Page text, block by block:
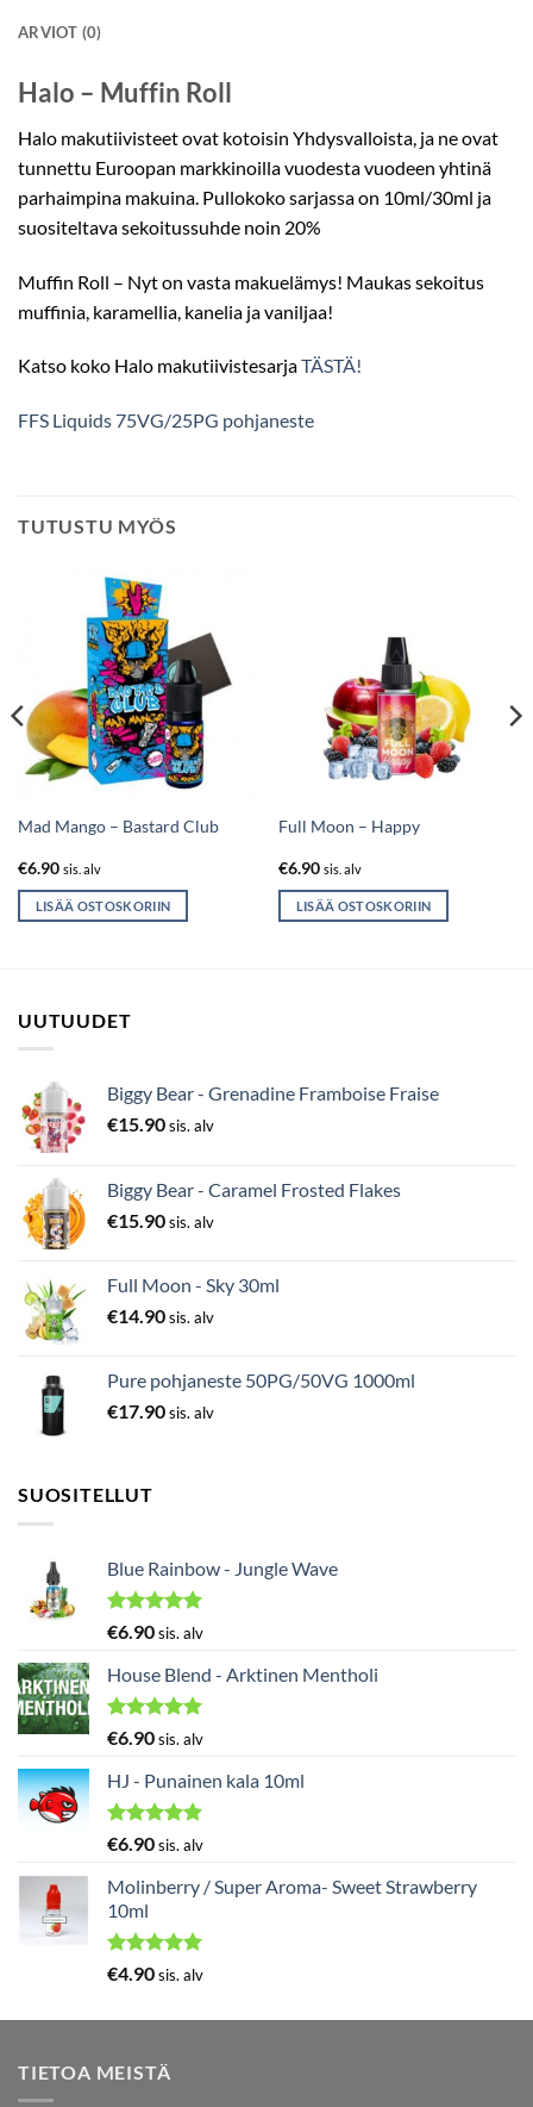
ARVIOT (0)
Halo – Muffin Roll
Halo makutiivisteet ovat kotoisin Yhdysvalloista, ja ne ovat
tunnettu Euroopan markkinoilla vuodesta vuodeen yhtinä
parhaimpina makuina. Pullokoko sarjassa on 10ml/30ml ja
suositeltava sekoitussuhde noin 20%
Muffin Roll – Nyt on vasta makuelämys! Maukas sekoitus
muffinia, karamellia, kanelia ja vaniljaa!
Katso koko Halo makutiivistesarjaTÄSTÄ!
FFS Liquids 75VG/25PG pohjaneste
TUTUSTU MYÖS
Mad Mango – Bastard Club
€6.90 sis. alv
LISÄÄ OSTOSKORIIN
Full Moon – Happy
€6.90 sis. alv
LISÄÄ OSTOSKORIIN
UUTUUDET
Biggy Bear - Grenadine Framboise Fraise
€15.90sis. alv
Biggy Bear - Caramel Frosted Flakes
€15.90sis. alv
Full Moon - Sky 30ml
€14.90sis. alv
Pure pohjaneste 50PG/50VG 1000ml
€17.90sis. alv
SUOSITELLUT
Blue Rainbow - Jungle Wave
Arvostelu
5.00
/ 5
€6.90sis. alv
House Blend - Arktinen Mentholi
Arvostelu
5.00
/ 5
€6.90sis. alv
HJ - Punainen kala 10ml
Arvostelu
5.00/ 5
€6.90sis. alv
Molinberry / Super Aroma- Sweet Strawberry
10ml
Arvostelu
€4.90sis. alv
TIETOA MEISTÄ